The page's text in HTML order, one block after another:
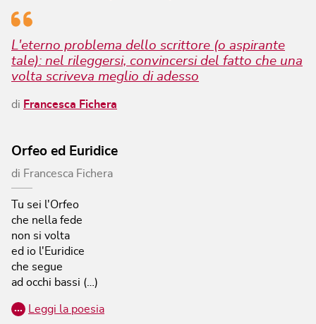
L'eterno problema dello scrittore (o aspirante
tale): nel rileggersi, convincersi del fatto che una
volta scriveva meglio di adesso
di Francesca Fichera
Orfeo ed Euridice
di Francesca Fichera
Tu sei l'Orfeo
che nella fede
non si volta
ed io l'Euridice
che segue
ad occhi bassi (…)
… Leggi la poesia